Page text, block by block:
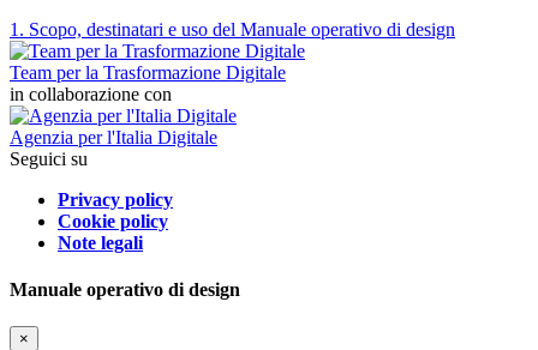
1. Scopo, destinatari e uso del Manuale operativo di design
Team per la Trasformazione Digitale
in collaborazione con
Agenzia per l'Italia Digitale
Seguici su
Privacy policy
Cookie policy
Note legali
Manuale operativo di design
×